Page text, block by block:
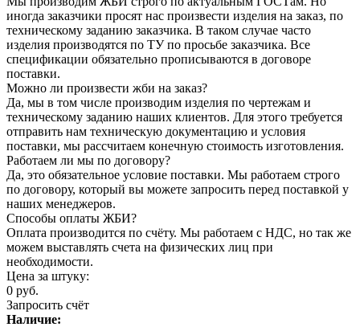
иногда заказчики просят нас произвести изделия на заказ, по
техническому заданию заказчика. В таком случае часто
изделия производятся по ТУ по просьбе заказчика. Все
спецификации обязательно прописываются в договоре
поставки.
Можно ли произвести жби на заказ?
Да, мы в том числе производим изделия по чертежам и
техническому заданию наших клиентов. Для этого требуется
отправить нам техническую документацию и условия
поставки, мы рассчитаем конечную стоимость изготовления.
Работаем ли мы по договору?
Да, это обязательное условие поставки. Мы работаем строго
по договору, который вы можете запросить перед поставкой у
наших менеджеров.
Способы оплаты ЖБИ?
Оплата производится по счёту. Мы работаем с НДС, но так же
можем выставлять счета на физических лиц при
необходимости.
Цена за штуку:
0 руб.
Запросить счёт
Наличие: